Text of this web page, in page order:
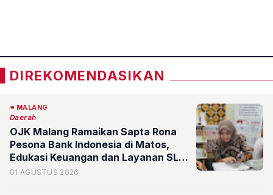
DIREKOMENDASIKAN
MALANG
𝘋𝘢𝘦𝘳𝘢𝘩
OJK Malang Ramaikan Sapta Rona
Pesona Bank Indonesia di Matos,
Edukasi Keuangan dan Layanan SLIK
Disambut Antusias Pengunjung
01 AGUSTUS 2026